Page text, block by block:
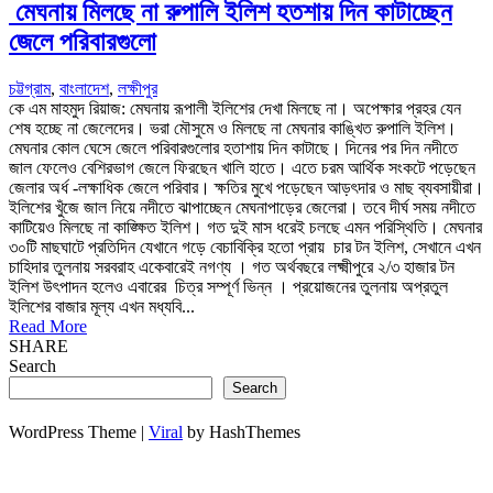
মেঘনায় মিলছে না রুপালি ইলিশ হতশায় দিন কাটাচ্ছেন
জেলে পরিবারগুলো
চট্টগ্রাম, বাংলাদেশ, লক্ষীপুর
কে এম মাহমুদ রিয়াজ: মেঘনায় রূপালী ইলিশের দেখা মিলছে না। অপেক্ষার প্রহর যেন
শেষ হচ্ছে না জেলেদের। ভরা মৌসুমে ও মিলছে না মেঘনার কাঙ্খিত রুপালি ইলিশ।
মেঘনার কোল ঘেসে জেলে পরিবারগুলোর হতাশায় দিন কাটাছে। দিনের পর দিন নদীতে
জাল ফেলেও বেশিরভাগ জেলে ফিরছেন খালি হাতে। এতে চরম আর্থিক সংকটে পড়েছেন
জেলার অর্ধ -লক্ষাধিক জেলে পরিবার। ক্ষতির মুখে পড়েছেন আড়ৎদার ও মাছ ব্যবসায়ীরা।
ইলিশের খুঁজে জাল নিয়ে নদীতে ঝাপাচ্ছেন মেঘনাপাড়ের জেলেরা। তবে দীর্ঘ সময় নদীতে
কাটিয়েও মিলছে না কাঙ্ক্ষিত ইলিশ। গত দুই মাস ধরেই চলছে এমন পরিস্থিতি। মেঘনার
৩০টি মাছঘাটে প্রতিদিন যেখানে গড়ে বেচাবিক্রি হতো প্রায় চার টন ইলিশ, সেখানে এখন
চাহিদার তুলনায় সরবরাহ একেবারেই নগণ্য । গত অর্থবছরে লক্ষ্মীপুরে ২/৩ হাজার টন
ইলিশ উৎপাদন হলেও এবারের চিত্র সম্পূর্ণ ভিন্ন । প্রয়োজনের তুলনায় অপ্রতুল
ইলিশের বাজার মূল্য এখন মধ্যবি...
Read More
SHARE
Search
Search
WordPress Theme | Viral by HashThemes